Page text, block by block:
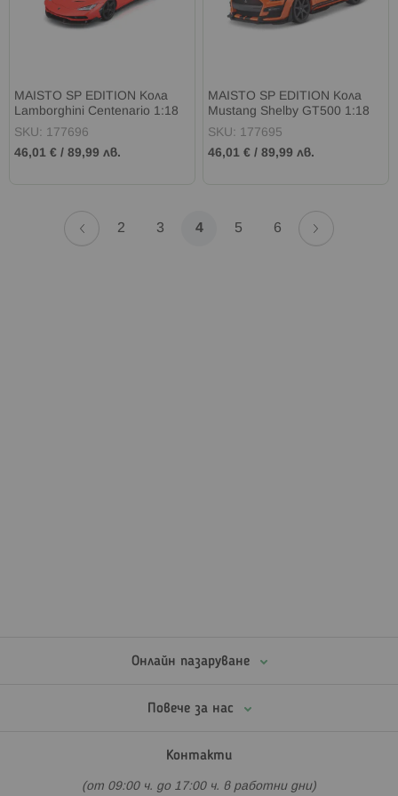
MAISTO SP EDITION Кола
Lamborghini Centenario 1:18
оранжева
SKU: 177696
46,01 € / 89,99 лв.
MAISTO SP EDITION Кола
Mustang Shelby GT500 1:18
оранжева
SKU: 177695
46,01 € /89,99 лв.
Страница
Назад
Страница
2 Страница
3 В
4 Страница
5 Страница
6
Страница
Напред
Онлайн пазаруване
Повече за нас
Контакти
(от 09:00 ч. до 17:00 ч. в работни дни)